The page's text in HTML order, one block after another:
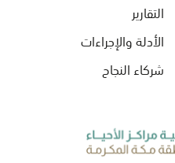
التقارير
الأدلة والإجراءات
شركاء النجاح